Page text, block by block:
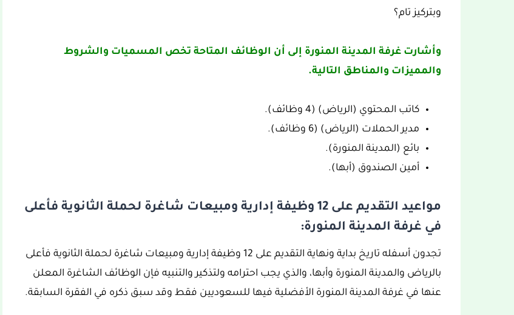
وبتركيز تام؟
وأشارت غرفة المدينة المنورة إلى أن الوظائف المتاحة تخص المسميات والشروط
والمميزات والمناطق التالية.
كاتب المحتوي (الرياض) (4 وظائف).
مدير الحملات (الرياض) (6 وظائف).
بائع (المدينة المنورة).
أمين الصندوق (أبها).
مواعيد التقديم على 12 وظيفة إدارية ومبيعات شاغرة لحملة الثانوية فأعلى
في غرفة المدينة المنورة:
تجدون أسفله تاريخ بداية ونهاية التقديم على 12 وظيفة إدارية ومبيعات شاغرة لحملة الثانوية فأعلى
بالرياض والمدينة المنورة وأبها، والذي يجب احترامه ولتذكير والتنبيه فإن الوظائف الشاغرة المعلن
عنها في غرفة المدينة المنورة الأفضلية فيها للسعوديين فقط وقد سبق ذكره في الفقرة السابقة.